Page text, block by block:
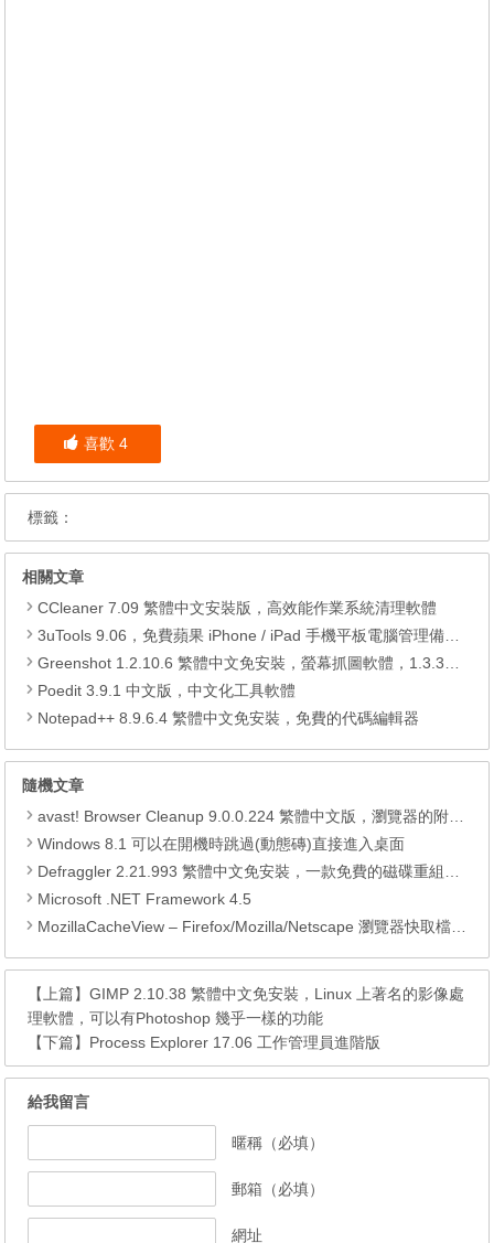
喜歡 4
標籤：
相關文章
CCleaner 7.09 繁體中文安裝版，高效能作業系統清理軟體
3uTools 9.06，免費蘋果 iPhone / iPad 手機平板電腦管理備份還原軟體
Greenshot 1.2.10.6 繁體中文免安裝，螢幕抓圖軟體，1.3.315 安裝版
Poedit 3.9.1 中文版，中文化工具軟體
Notepad++ 8.9.6.4 繁體中文免安裝，免費的代碼編輯器
隨機文章
avast! Browser Cleanup 9.0.0.224 繁體中文版，瀏覽器的附加元件清理工具
Windows 8.1 可以在開機時跳過(動態磚)直接進入桌面
Defraggler 2.21.993 繁體中文免安裝，一款免費的磁碟重組軟體
Microsoft .NET Framework 4.5
MozillaCacheView – Firefox/Mozilla/Netscape 瀏覽器快取檔案顯示工具
【上篇】GIMP 2.10.38 繁體中文免安裝，Linux 上著名的影像處
理軟體，可以有Photoshop 幾乎一樣的功能
【下篇】 Process Explorer 17.06 工作管理員進階版
給我留言
暱稱（必填）
郵箱（必填）
網址